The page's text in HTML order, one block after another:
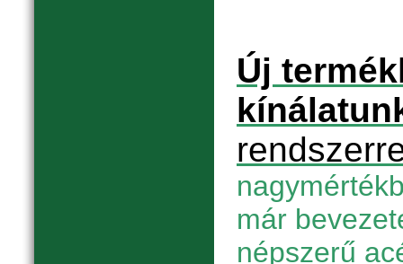
Új
kínálatun
már
népszerű